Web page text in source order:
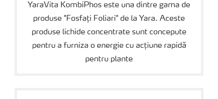
YaraVita KombiPhos este una dintre gama de
produse "Fosfați Foliari" de la Yara. Aceste
produse lichide concentrate sunt concepute
pentru a furniza o energie cu acțiune rapidă
pentru plante